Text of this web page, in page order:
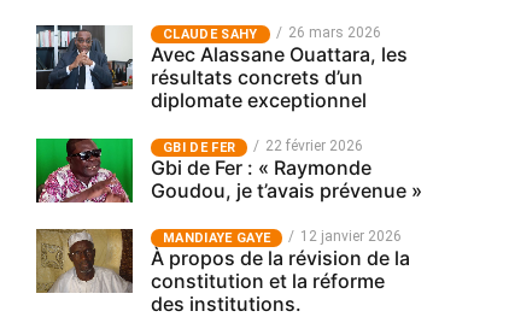
CLAUDE SAHY 26 mars 2026
Avec Alassane Ouattara, les
résultats concrets d’un
diplomate exceptionnel
GBI DE FER 22 février 2026
Gbi de Fer : « Raymonde
Goudou, je t’avais prévenue »
MANDIAYE GAYE 12 janvier 2026
À propos de la révision de la
constitution et la réforme
des institutions.